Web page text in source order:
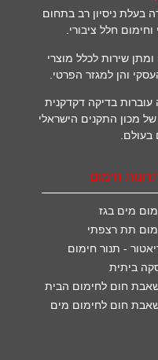
בעלת ניסיון רב בתחום
חלל ציבורי.
שירות לכלל מוצרי
והן למגזר הפרטי.
בדיקה דקדקנית
מכון התקנים הישראלי
בעולם.
חימום
מים בגז
תת רצפתי
- תנור חימום
ביתית
חום לחימום הבית
חום לחימום מים